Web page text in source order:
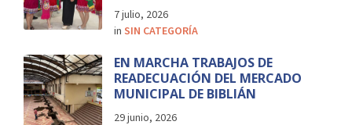
7 julio, 2026
in SIN CATEGORÍA
EN MARCHA TRABAJOS DE
READECUACIÓN DEL MERCADO
MUNICIPAL DE BIBLIÁN
29 junio, 2026